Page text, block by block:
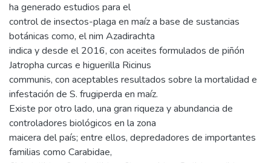
ha generado estudios para el
control de insectos-plaga en maíz a base de sustancias
botánicas como, el nim Azadirachta
indica y desde el 2016, con aceites formulados de piñón
Jatropha curcas e higuerilla Ricinus
communis, con aceptables resultados sobre la mortalidad e
infestación de S. frugiperda en maíz.
Existe por otro lado, una gran riqueza y abundancia de
controladores biológicos en la zona
maicera del país; entre ellos, depredadores de importantes
familias como Carabidae,